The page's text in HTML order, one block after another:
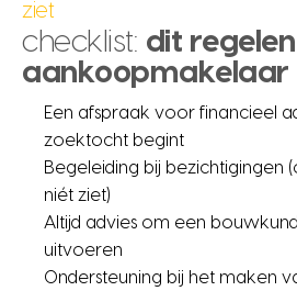
ziet
checklist: dit
aankoopmakelaar
Een afspraak voor financieel
zoektocht begint
Begeleiding bij bezichtigingen
niét ziet)
Altijd advies om een
uitvoeren
Ondersteuning bij het maken